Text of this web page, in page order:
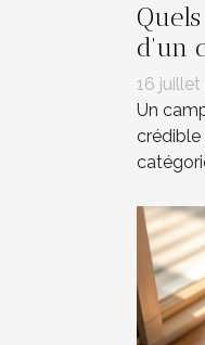
d'un
16
Un
crédible